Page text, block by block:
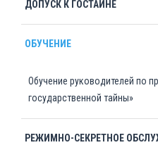
ДОПУСК К ГОСТАЙНЕ
ОБУЧЕНИЕ
Обучение руководителей по
государственной тайны»
РЕЖИМНО-СЕКРЕТНОЕ